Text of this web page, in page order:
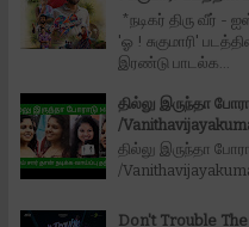
*நடிகர் திரு வீர் -
'ஓ ! சுகுமாரி'
இரண்டு பாடல்க...
தில்லு இருந்தா
/
தில்லு இருந்தா
/
Don't Trouble